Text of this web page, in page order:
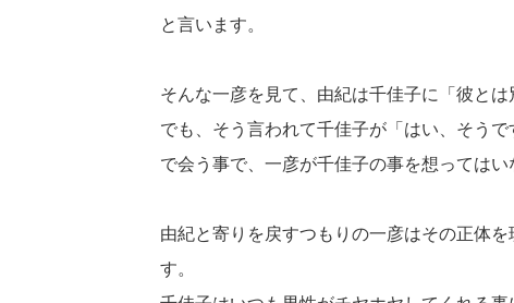
と言います。
そんな一彦を見て、由紀は千佳子に「彼と
でも、そう言われて千佳子が「はい、そう
で会う事で、一彦が千佳子の事を想っては
由紀と寄りを戻すつもりの一彦はその正体
す。